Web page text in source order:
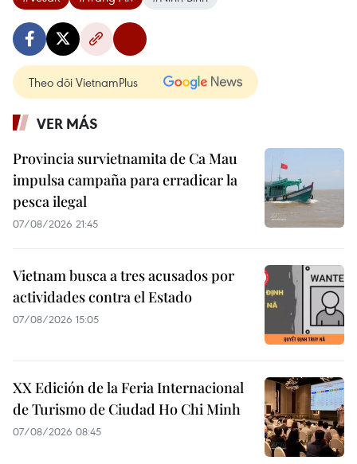
Theo dõi VietnamPlus
VER MÁS
Provincia survietnamita de Ca Mau
impulsa campaña para erradicar la
pesca ilegal
07/08/2026 21:45
Vietnam busca a tres acusados por
actividades contra el Estado
07/08/2026 15:05
XX Edición de la Feria Internacional
de Turismo de Ciudad Ho Chi Minh
07/08/2026 08:45